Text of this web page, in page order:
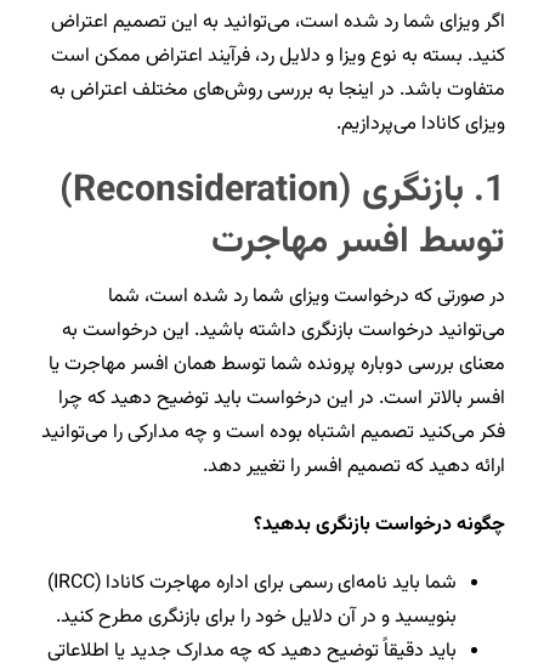
اگر ویزای شما رد شده است، می‌توانید به این تصمیم اعتراض
کنید. بسته به نوع ویزا و دلایل رد، فرآیند اعتراض ممکن است
متفاوت باشد. در اینجا به بررسی روش‌های مختلف اعتراض به
ویزای کانادا می‌پردازیم.
1.
بازنگری (Reconsideration)
توسط افسر مهاجرت
در صورتی که درخواست ویزای شما رد شده است، شما
می‌توانید درخواست بازنگری داشته باشید. این درخواست به
معنای بررسی دوباره پرونده شما توسط همان افسر مهاجرت یا
افسر بالاتر است. در این درخواست باید توضیح دهید که چرا
فکر می‌کنید تصمیم اشتباه بوده است و چه مدارکی را می‌توانید
ارائه دهید که تصمیم افسر را تغییر دهد.
چگونه درخواست بازنگری بدهید؟
شما باید نامه‌ای رسمی برای اداره مهاجرت کانادا
(IRCC)
بنویسید و در آن دلایل خود را برای بازنگری مطرح کنید.
باید دقیقاً توضیح دهید که چه مدارک جدید یا اطلاعاتی